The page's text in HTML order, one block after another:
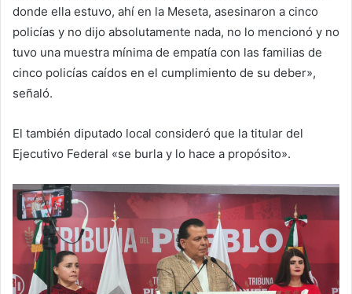
donde ella estuvo, ahí en la Meseta, asesinaron a cinco
policías y no dijo absolutamente nada, no lo mencionó y no
tuvo una muestra mínima de empatía con las familias de
cinco policías caídos en el cumplimiento de su deber»,
señaló.
El también diputado local consideró que la titular del
Ejecutivo Federal «se burla y lo hace a propósito».